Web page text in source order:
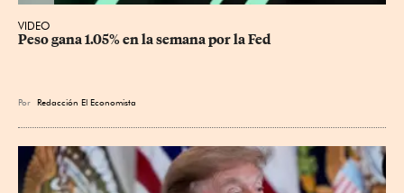
VIDEO
Peso gana 1.05% en la semana por la Fed
Por Redacción El Economista